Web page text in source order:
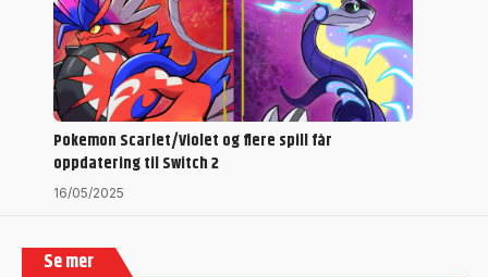
Pokemon Scarlet/Violet og flere spill får
oppdatering til Switch 2
16/05/2025
Se mer